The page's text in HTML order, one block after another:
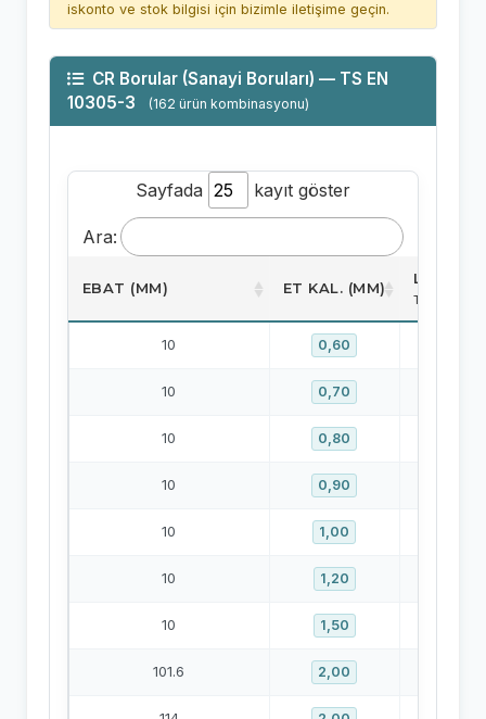
iskonto ve stok bilgisi için bizimle iletişime geçin.
CR Borular (Sanayi Boruları) — TS EN
10305-3
(162 ürün kombinasyonu)
Sayfada kayıt göster
Ara:
EBAT (MM) ET KAL. (MM)
LISTE
TL/METRE
10 0,60
10 0,70
10 0,80
10 0,90
10 1,00
10 1,20
10 1,50
101.6 2,00